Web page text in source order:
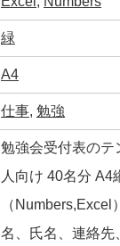
緑
A4
仕事, 勉強
勉強会受付表のテ
人向け 40名分 A4
（Numbers,Excel
名、氏名、連絡先